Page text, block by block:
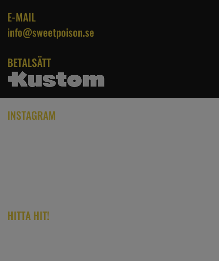
E-MAIL
info@sweetpoison.se
BETALSÄTT
INSTAGRAM
HITTA HIT!